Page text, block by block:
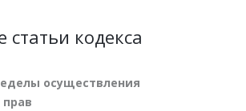
кодекса
осуществления